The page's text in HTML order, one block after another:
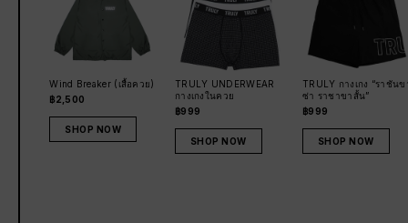
Wind Breaker (เสื้อควย)
฿2,500
SHOP NOW
TRULY UNDERWEAR
กางเกงในควย
฿999
SHOP NOW
TRULY กางเกง “ราชันข
ซ่า ราชาขาสั้น”
฿999
SHOP NOW